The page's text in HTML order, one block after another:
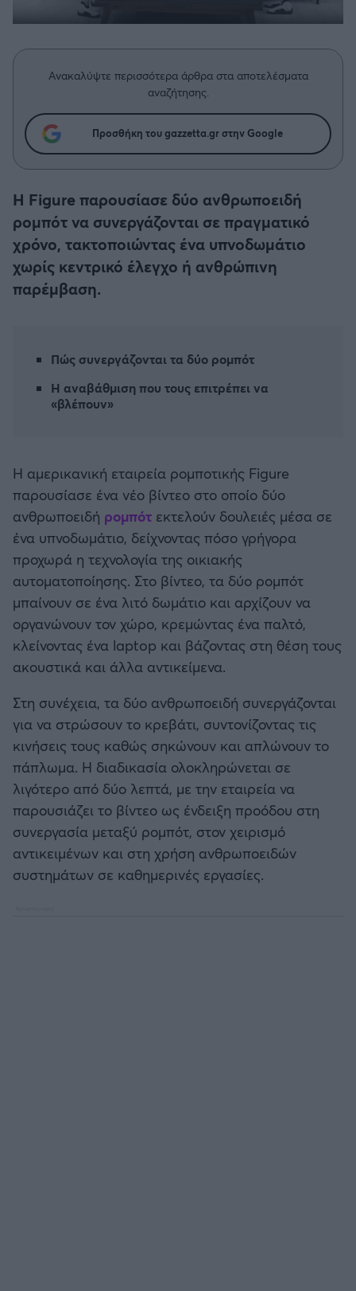
Δημήτρης Τσορμπατζόγλου
Άρης
Βόλος
Ατρόμητος Αθηνών
Καλαμάτα
Ηρακλής
Ρεάλ Μαδρίτης
Ατλέτικο Μαδρίτης
Μάντσεστερ Γιουνάιτεντ
Μάντσεστερ Σίτι
Λίβερπουλ
Τσέλσι
Άρσεναλ
Γιουβέντους
Μίλαν
Ίντερ
Συνεντεύξεις
Ανακαλύψτε περισσότερα άρθρα στα αποτελέσματα
αναζήτησης.
Προσθήκη του gazzetta.gr στην Google
Η Figure παρουσίασε δύο ανθρωποειδή
ρομπότ να συνεργάζονται σε πραγματικό
χρόνο, τακτοποιώντας ένα υπνοδωμάτιο
χωρίς κεντρικό έλεγχο ή ανθρώπινη
παρέμβαση.
Πώς συνεργάζονται τα δύο ρομπότ
Η αναβάθμιση που τους επιτρέπει να
«βλέπουν»
Η αμερικανική εταιρεία ρομποτικής Figure
παρουσίασε ένα νέο βίντεο στο οποίο δύο
ανθρωποειδή ρομπότ εκτελούν δουλειές μέσα σε
ένα υπνοδωμάτιο, δείχνοντας πόσο γρήγορα
προχωρά η τεχνολογία της οικιακής
αυτοματοποίησης. Στο βίντεο, τα δύο ρομπότ
μπαίνουν σε ένα λιτό δωμάτιο και αρχίζουν να
οργανώνουν τον χώρο, κρεμώντας ένα παλτό,
κλείνοντας ένα laptop και βάζοντας στη θέση τους
ακουστικά και άλλα αντικείμενα.
Στη συνέχεια, τα δύο ανθρωποειδή συνεργάζονται
για να στρώσουν το κρεβάτι, συντονίζοντας τις
κινήσεις τους καθώς σηκώνουν και απλώνουν το
πάπλωμα. Η διαδικασία ολοκληρώνεται σε
λιγότερο από δύο λεπτά, με την εταιρεία να
παρουσιάζει το βίντεο ως ένδειξη προόδου στη
συνεργασία μεταξύ ρομπότ, στον χειρισμό
αντικειμένων και στη χρήση ανθρωποειδών
συστημάτων σε καθημερινές εργασίες.